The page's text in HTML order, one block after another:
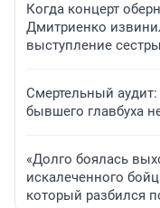
Когда концерт
Дмитриенко
выступление
Смертельный аудит:
бывшего главбуха
«Долго боялась
искалеченного
который разбился